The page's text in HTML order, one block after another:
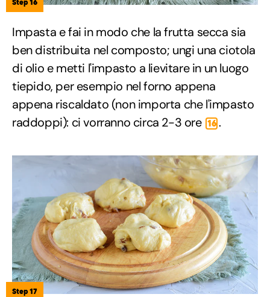
Step 16
Impasta e fai in modo che la frutta secca sia
ben distribuita nel composto; ungi una ciotola
di olio e metti l'impasto a lievitare in un luogo
tiepido, per esempio nel forno appena
appena riscaldato (non importa che l'impasto
raddoppi): ci vorranno circa 2-3 ore 16 .
Step 17